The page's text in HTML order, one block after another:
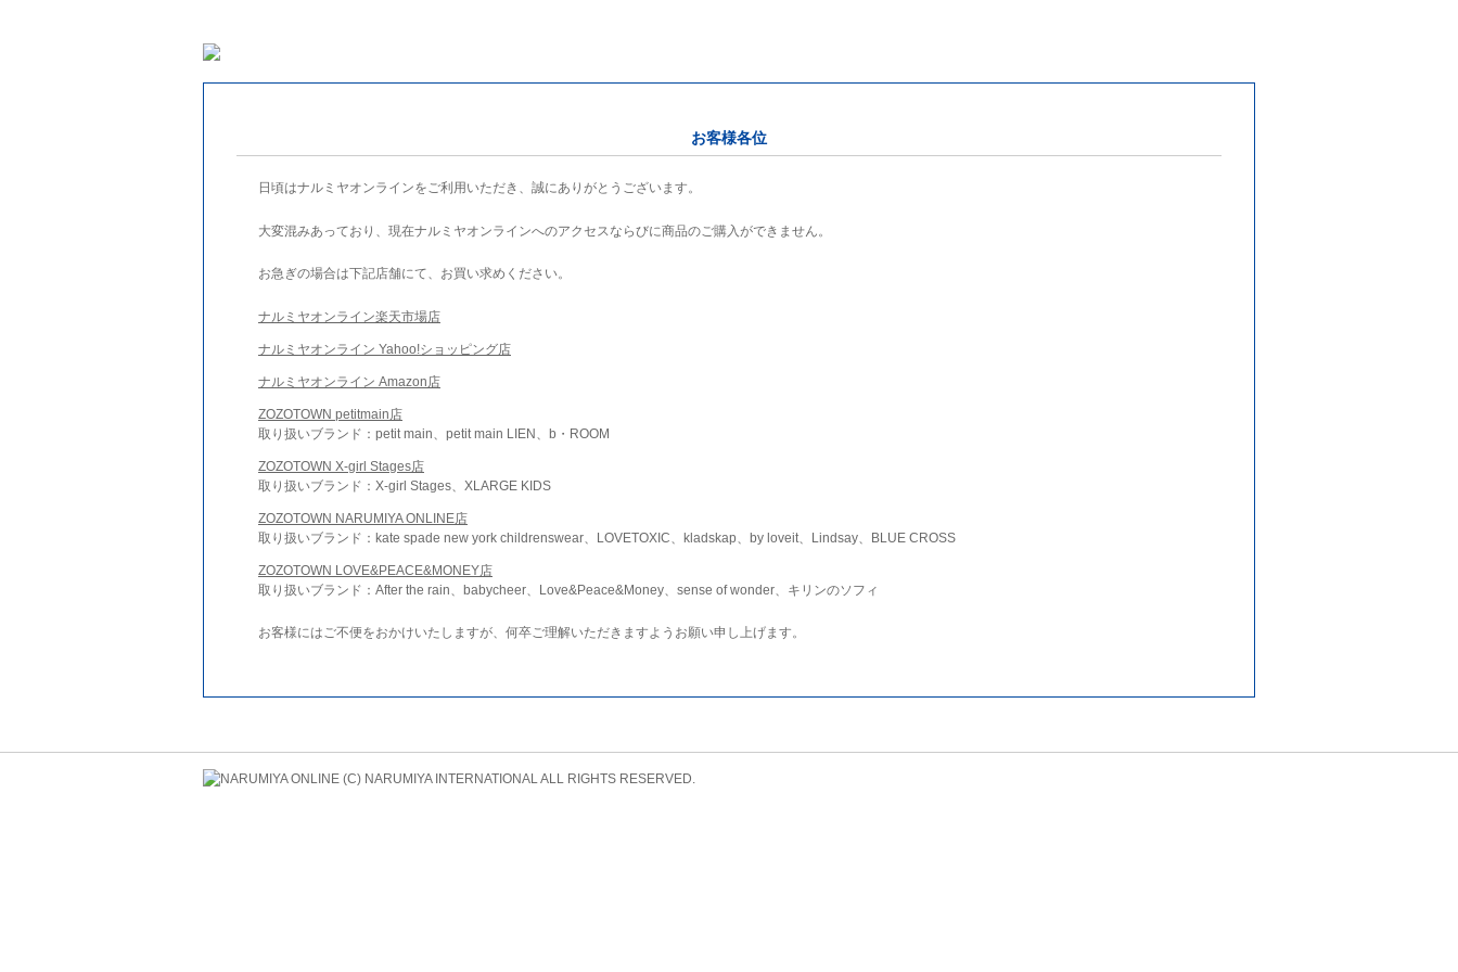
お客様各位
日頃はナルミヤオンラインをご利用いただき、誠にありがとうございます。
大変混みあっており、現在ナルミヤオンラインへのアクセスならびに商品のご購入ができません。
お急ぎの場合は下記店舗にて、お買い求めください。
ナルミヤオンライン楽天市場店
ナルミヤオンライン Yahoo!ショッピング店
ナルミヤオンライン Amazon店
ZOZOTOWN petitmain店
取り扱いブランド：petit main、petit main LIEN、b・ROOM
ZOZOTOWN X-girl Stages店
取り扱いブランド：X-girl Stages、XLARGE KIDS
ZOZOTOWN NARUMIYA ONLINE店
取り扱いブランド：kate spade new york childrenswear、LOVETOXIC、kladskap、by loveit、Lindsay、BLUE CROSS
ZOZOTOWN LOVE&PEACE&MONEY店
取り扱いブランド：After the rain、babycheer、Love&Peace&Money、sense of wonder、キリンのソフィ
お客様にはご不便をおかけいたしますが、何卒ご理解いただきますようお願い申し上げます。